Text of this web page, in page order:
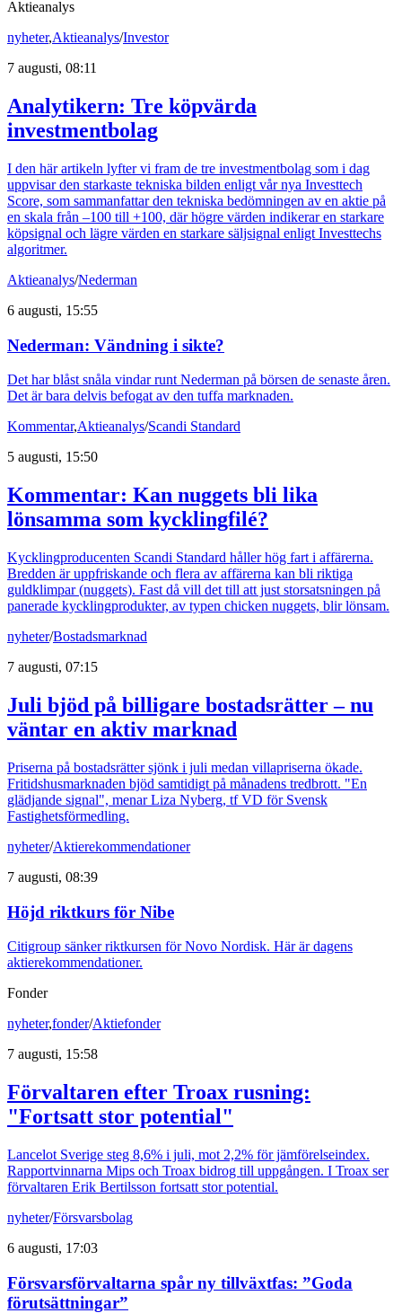
Aktieanalys
nyheter,Aktieanalys/Investor
7 augusti, 08:11
Analytikern: Tre köpvärda
investmentbolag
I den här artikeln lyfter vi fram de tre investmentbolag som i dag
uppvisar den starkaste tekniska bilden enligt vår nya Investtech
Score, som sammanfattar den tekniska bedömningen av en aktie på
en skala från –100 till +100, där högre värden indikerar en starkare
köpsignal och lägre värden en starkare säljsignal enligt Investtechs
algoritmer.
Aktieanalys/Nederman
6 augusti, 15:55
Nederman: Vändning i sikte?
Det har blåst snåla vindar runt Nederman på börsen de senaste åren.
Det är bara delvis befogat av den tuffa marknaden.
Kommentar,Aktieanalys/Scandi Standard
5 augusti, 15:50
Kommentar: Kan nuggets bli lika
lönsamma som kycklingfilé?
Kycklingproducenten Scandi Standard håller hög fart i affärerna.
Bredden är uppfriskande och flera av affärerna kan bli riktiga
guldklimpar (nuggets). Fast då vill det till att just storsatsningen på
panerade kycklingprodukter, av typen chicken nuggets, blir lönsam.
nyheter/Bostadsmarknad
7 augusti, 07:15
Juli bjöd på billigare bostadsrätter – nu
väntar en aktiv marknad
Priserna på bostadsrätter sjönk i juli medan villapriserna ökade.
Fritidshusmarknaden bjöd samtidigt på månadens tredbrott. "En
glädjande signal", menar Liza Nyberg, tf VD för Svensk
Fastighetsförmedling.
nyheter/Aktierekommendationer
7 augusti, 08:39
Höjd riktkurs för Nibe
Citigroup sänker riktkursen för Novo Nordisk. Här är dagens
aktierekommendationer.
Fonder
nyheter,fonder/Aktiefonder
7 augusti, 15:58
Förvaltaren efter Troax rusning:
"Fortsatt stor potential"
Lancelot Sverige steg 8,6% i juli, mot 2,2% för jämförelseindex.
Rapportvinnarna Mips och Troax bidrog till uppgången. I Troax ser
förvaltaren Erik Bertilsson fortsatt stor potential.
nyheter/Försvarsbolag
6 augusti, 17:03
Försvarsförvaltarna spår ny tillväxtfas: ”Goda
förutsättningar”